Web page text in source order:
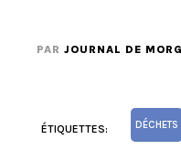
PAR JOURNAL DE
ÉTIQUETTES: DÉCHETS